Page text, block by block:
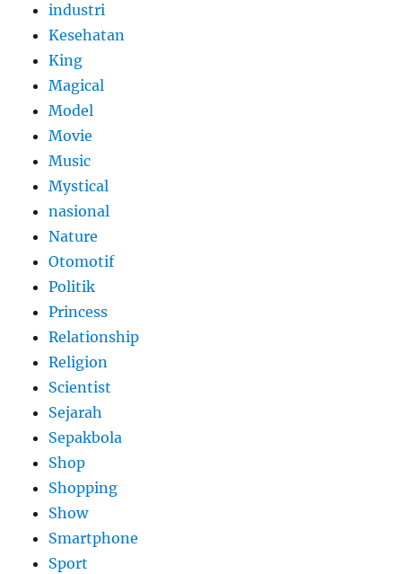
industri
Kesehatan
King
Magical
Model
Movie
Music
Mystical
nasional
Nature
Otomotif
Politik
Princess
Relationship
Religion
Scientist
Sejarah
Sepakbola
Shop
Shopping
Show
Smartphone
Sport